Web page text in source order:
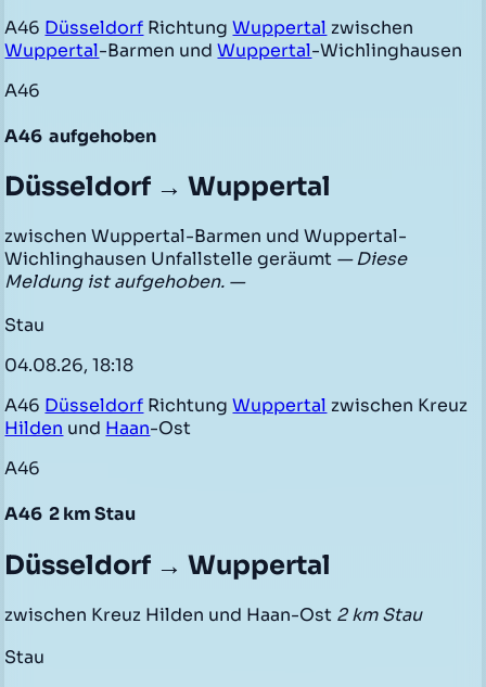
A46 Düsseldorf RichtungWuppertal zwischen
Wuppertal-Barmen undWuppertal-Wichlinghausen
A46
A46 aufgehoben
Düsseldorf → Wuppertal
zwischen Wuppertal-Barmen und Wuppertal-
Wichlinghausen Unfallstelle geräumt — Diese
Meldung ist aufgehoben. —
Stau
04.08.26, 18:18
A46 Düsseldorf RichtungWuppertal zwischen Kreuz
Hilden und Haan-Ost
A46
A46 2 km Stau
Düsseldorf → Wuppertal
zwischen Kreuz Hilden und Haan-Ost 2 km Stau
Stau